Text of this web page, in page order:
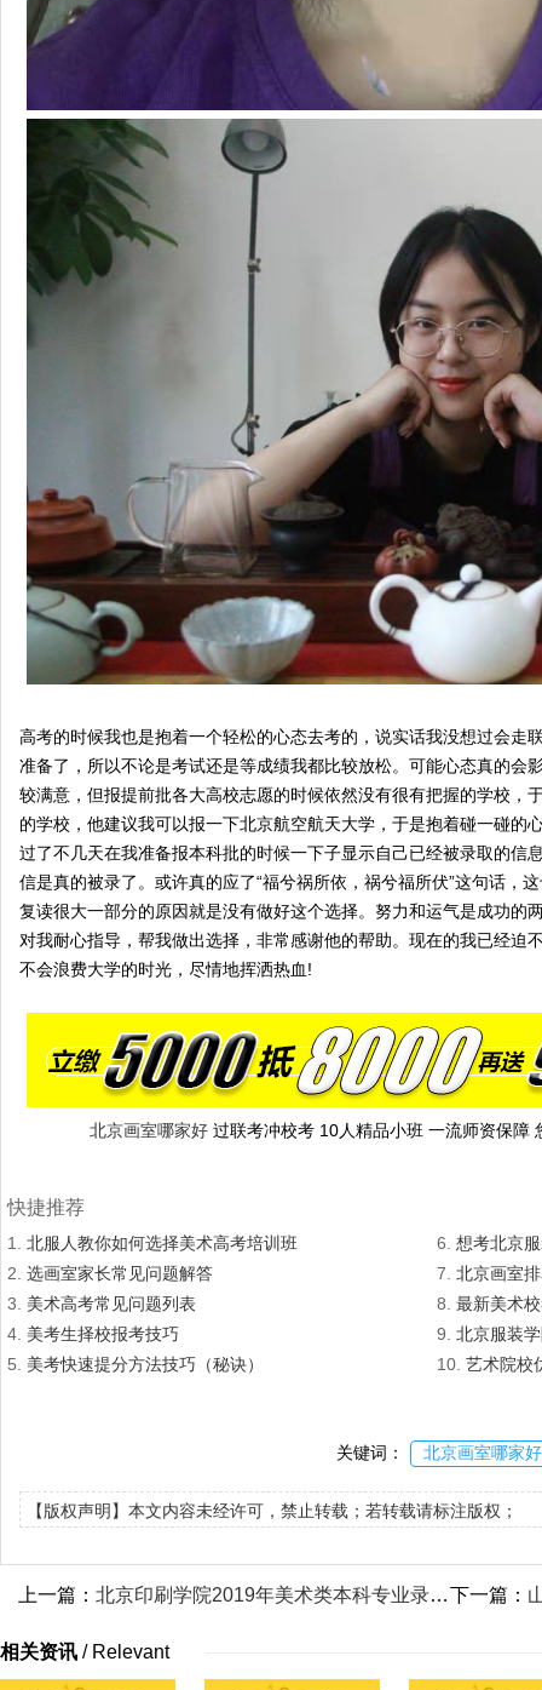
高考的时候我也是抱着一个轻松的心态去考的，说实话我没想过会走
准备了，所以不论是考试还是等成绩我都比较放松。可能心态真的会
较满意，但报提前批各大高校志愿的时候依然没有很有把握的学校，
的学校，他建议我可以报一下北京航空航天大学，于是抱着碰一碰的
过了不几天在我准备报本科批的时候一下子显示自己已经被录取的信
信是真的被录了。或许真的应了“福兮祸所依，祸兮福所伏”这句话，
复读很大一部分的原因就是没有做好这个选择。努力和运气是成功的
对我耐心指导，帮我做出选择，非常感谢他的帮助。现在的我已经迫
不会浪费大学的时光，尽情地挥洒热血!
北京画室哪家好 过联考冲校考 10人精品小班 一流师资保障
快捷推荐
1. 北服人教你如何选择美术高考培训班
2. 选画室家长常见问题解答
3. 美术高考常见问题列表
4. 美考生择校报考技巧
5. 美考快速提分方法技巧（秘诀）
6. 想考北京
7. 北京画室
8. 最新美术
9. 北京服装
10. 艺术院校
关键词： 北京画室哪家好
【版权声明】本文内容未经许可，禁止转载；若转载请标注版权；
上一篇： 北京印刷学院2019年美术类本科专业录取分数线 下一篇：
相关资讯 / Relevant